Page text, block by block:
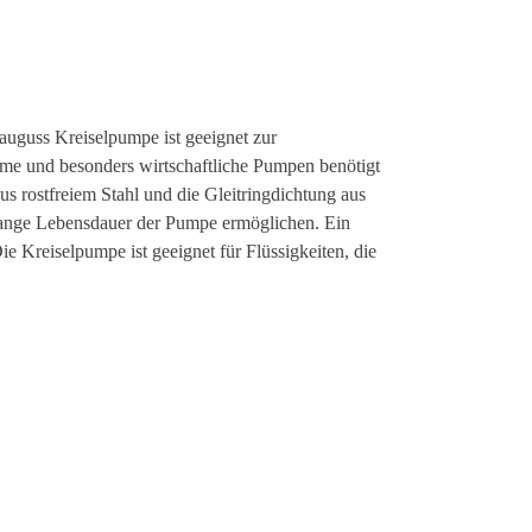
Kreiselpumpe ist geeignet zur
und besonders wirtschaftliche Pumpen benötigt
rostfreiem Stahl und die Gleitringdichtung aus
Lebensdauer der Pumpe ermöglichen. Ein
Kreiselpumpe ist geeignet für Flüssigkeiten, die